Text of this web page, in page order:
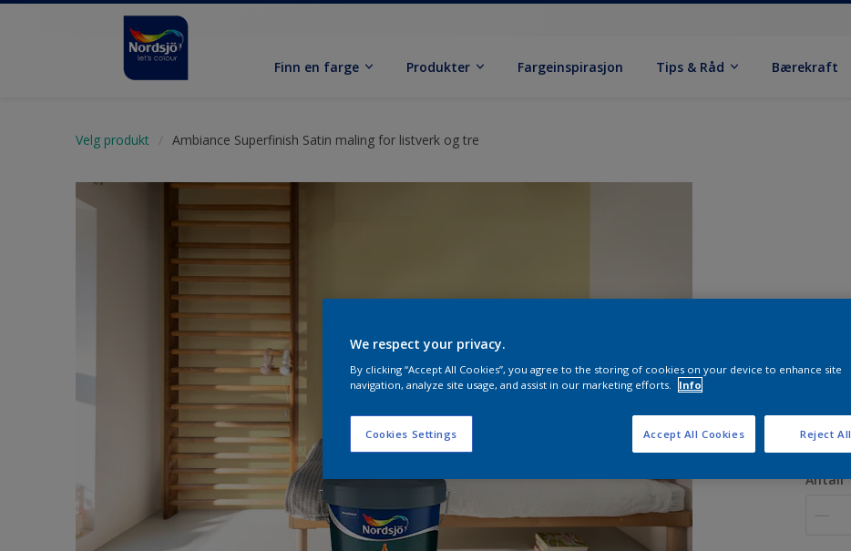
Finn en farge Produkter Fargeinspirasjon Tips & Råd Bærekraft
Velg produkt Ambiance Superfinish Satin maling for listverk og tre
Antall
We respect your privacy.
By clicking “Accept All Cookies”, you agree to the storing of cookies on your device to enhance site
navigation, analyze site usage, and assist in our marketing efforts.
Info
Cookies Settings Reject All
Accept All Cookies